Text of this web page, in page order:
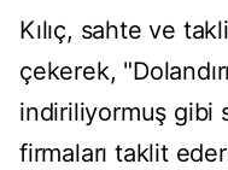
Kılıç, sahte ve
çekerek,
indiriliyormuş gibi
firmaları taklit